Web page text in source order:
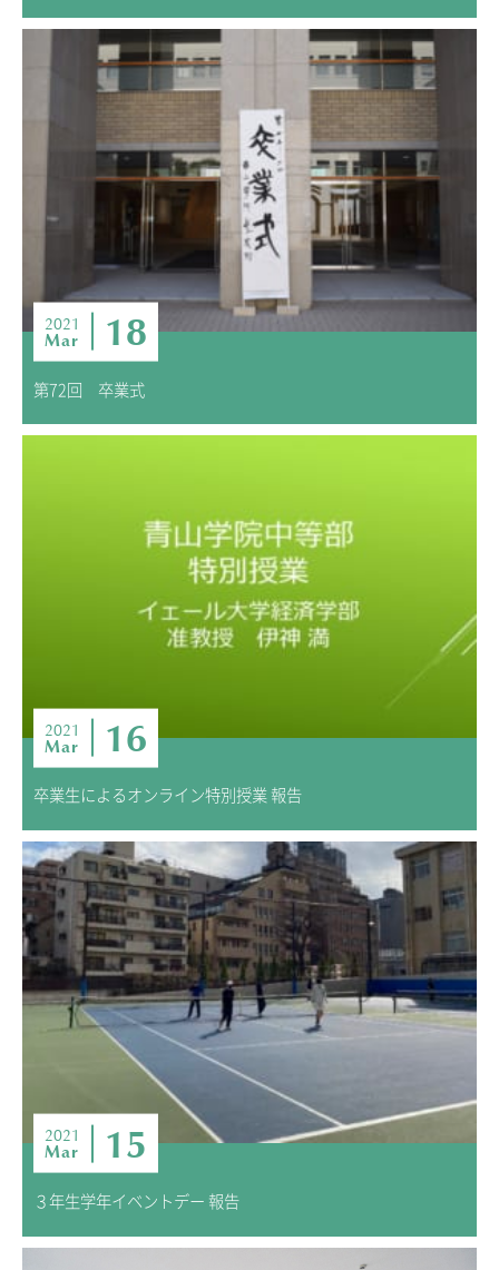
学校案内
公開行事の紹介
編入学・転入学試験
よくあるご質問
INFORMATION
ニュース・トピック
お問い合わせ
キャンパスマップ
アクセスマップ
緊急・災害時の対応
いじめ防止対策
ENGLISHページ
2021
Mar 18
第72回 卒業式
2021
Mar 16
卒業生によるオンライン特別授業 報告
2021
Mar 15
３年生学年イベントデー 報告